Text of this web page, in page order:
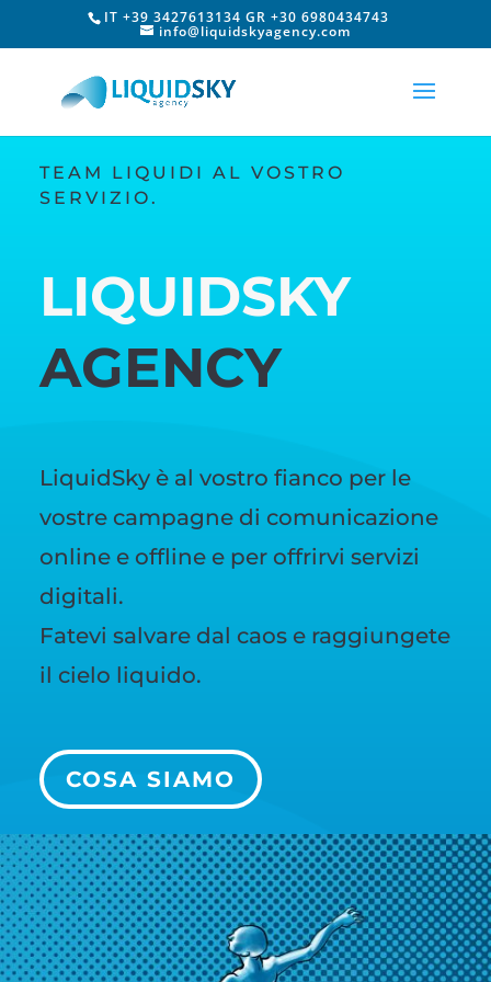
IT +39 3427613134 GR +30 6980434743
info@liquidskyagency.com
TEAM LIQUIDI AL VOSTRO
SERVIZIO.
LIQUIDSKY
AGENCY
LiquidSky è al vostro fianco per le
vostre campagne di comunicazione
online e offline e per offrirvi servizi
digitali.
Fatevi salvare dal caos e raggiungete
il cielo liquido.
COSA SIAMO